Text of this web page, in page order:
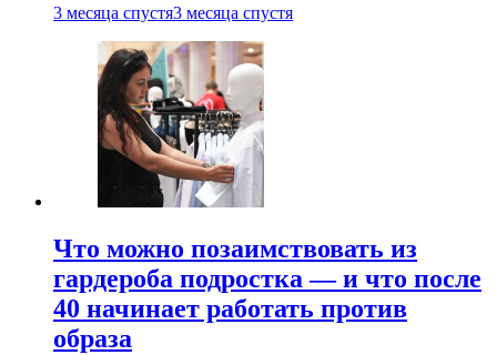
3 месяца спустя3 месяца спустя
Что можно позаимствовать из
гардероба подростка — и что после
40 начинает работать против
образа